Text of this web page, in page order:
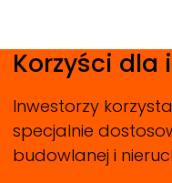
Korzyści dla
Inwestorzy
specjalnie
budowlanej i